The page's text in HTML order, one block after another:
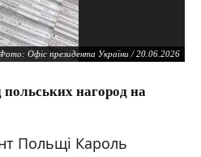
Офіс президента України / 20.06.2026
нагород на
Польщі Кароль